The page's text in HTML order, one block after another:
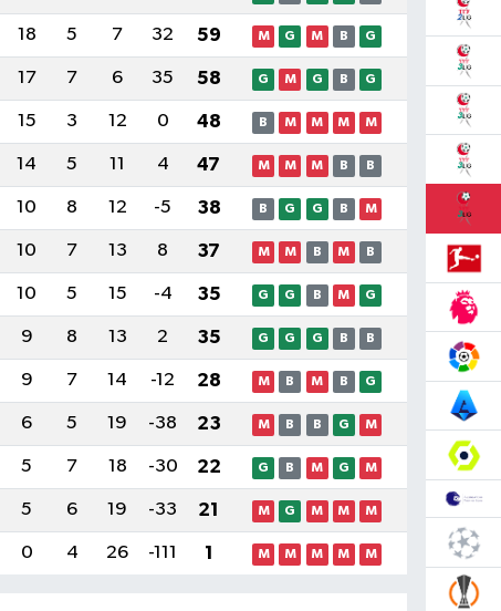
18 5 7 32 59 M G M B G
17 7 6 35 58 G M G B G
15 3 12 0 48 B M M M M
14 5 11 4 47 M M M B B
10 8 12 -5 38 B G G B M
10 7 13 8 37 M M B M B
10 5 15 -4 35 G G B M G
9 8 13 2 35 G G G B B
9 7 14 -12 28 M B M B G
6 5 19 -38 23 M B B G M
5 7 18 -30 22 G B M G M
5 6 19 -33 21 M G M M M
0 4 26 -111 1 M M M M M